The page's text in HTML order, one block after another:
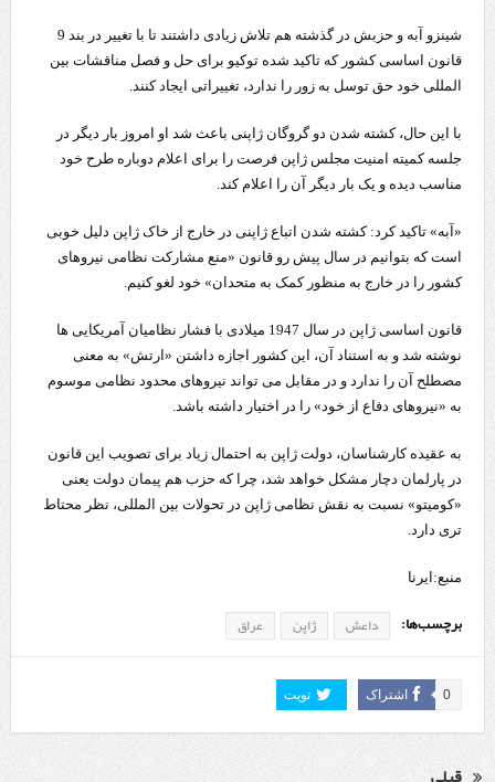
شینزو آبه و حزبش در گذشته هم تلاش زیادی داشتند تا با تغییر در بند 9
قانون اساسی کشور که تاکید شده توکیو برای حل و فصل مناقشات بین
المللی خود حق توسل به زور را ندارد، تغییراتی ایجاد کنند.
با این حال، کشته شدن دو گروگان ژاپنی باعث شد او امروز بار دیگر در
جلسه کمیته امنیت مجلس ژاپن فرصت را برای اعلام دوباره طرح خود
مناسب دیده و یک بار دیگر آن را اعلام کند.
«آبه» تاکید کرد: کشته شدن اتباع ژاپنی در خارج از خاک ژاپن دلیل خوبی
است که بتوانیم در سال پیش رو قانون «منع مشارکت نظامی نیروهای
کشور را در خارج به منظور کمک به متحدان» خود لغو کنیم.
قانون اساسی ژاپن در سال 1947 میلادی با فشار نظامیان آمریکایی ها
نوشته شد و به استناد آن، این کشور اجازه داشتن «ارتش» به معنی
مصطلح آن را ندارد و در مقابل می تواند نیروهای محدود نظامی موسوم
به «نیروهای دفاع از خود» را در اختیار داشته باشد.
به عقیده کارشناسان، دولت ژاپن به احتمال زیاد برای تصویب این قانون
در پارلمان دچار مشکل خواهد شد، چرا که حزب هم پیمان دولت یعنی
«کومیتو» نسبت به نقش نظامی ژاپن در تحولات بین المللی، نظر محتاط
تری دارد.
منبع:ایرنا
برچسب‌ها: داعش ژاپن عراق
اشتراک 0 تویت